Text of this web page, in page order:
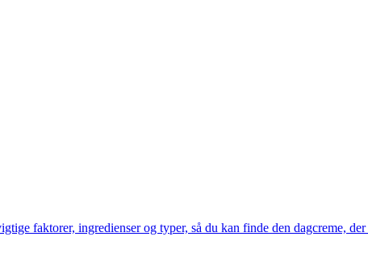
faktorer, ingredienser og typer, så du kan finde den dagcreme,